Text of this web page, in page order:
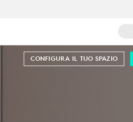
CONFIGURA IL TUO SPAZIO